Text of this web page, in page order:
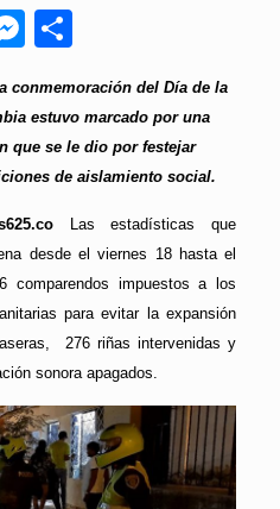
Messenger
conmemoración del Día de la
estuvo marcado por una
que se le dio por festejar
de aislamiento social.
Las estadísticas que
desde el viernes 18 hasta el
comparendos impuestos a los
para evitar la expansión
276 riñas intervenidas y
sonora apagados.